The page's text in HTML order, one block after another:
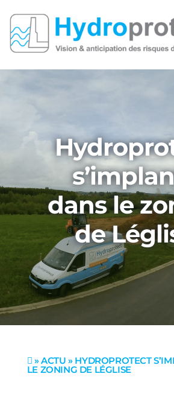
dans le
de
 »ACTU » HYDROPROTECT
LE ZONING DE LÉGLISE